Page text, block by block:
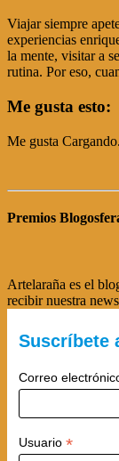
Viajar siempre
experiencias
la mente, visitar a
rutina. Por eso,
Me gusta esto:
Me gusta
Premios
Artelaraña es el
recibir nuestra
Suscríbete
Correo
Usuario *